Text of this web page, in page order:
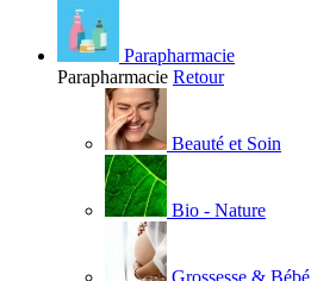
Parapharmacie
Parapharmacie Retour
Beauté et Soin
Bio - Nature
Grossesse & Bébé